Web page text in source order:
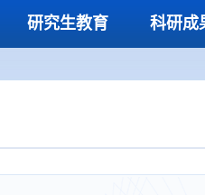
研究生教育 科研成